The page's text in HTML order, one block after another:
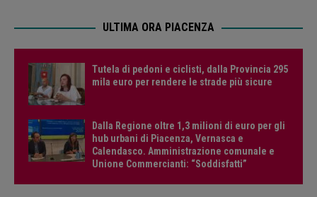
ULTIMA ORA PIACENZA
Tutela di pedoni e ciclisti, dalla Provincia 295
mila euro per rendere le strade più sicure
Dalla Regione oltre 1,3 milioni di euro per gli
hub urbani di Piacenza, Vernasca e
Calendasco. Amministrazione comunale e
Unione Commercianti: “Soddisfatti”